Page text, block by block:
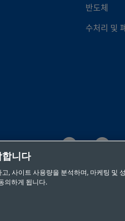
반도체
수처리 및
©2026 Swagelok 사(社).
니다
, 사이트 사용량을 분석하며, 마케팅 및
의하게 됩니다.